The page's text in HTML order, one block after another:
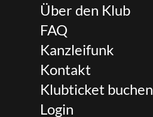
Über den Klub
FAQ
Kanzleifunk
Kontakt
Klubticket buchen
Login